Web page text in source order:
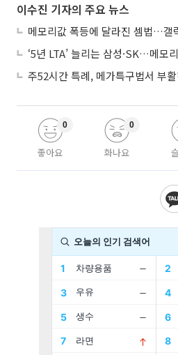
이수진 기자의 주요 뉴스
좋아요
0
화나요
0